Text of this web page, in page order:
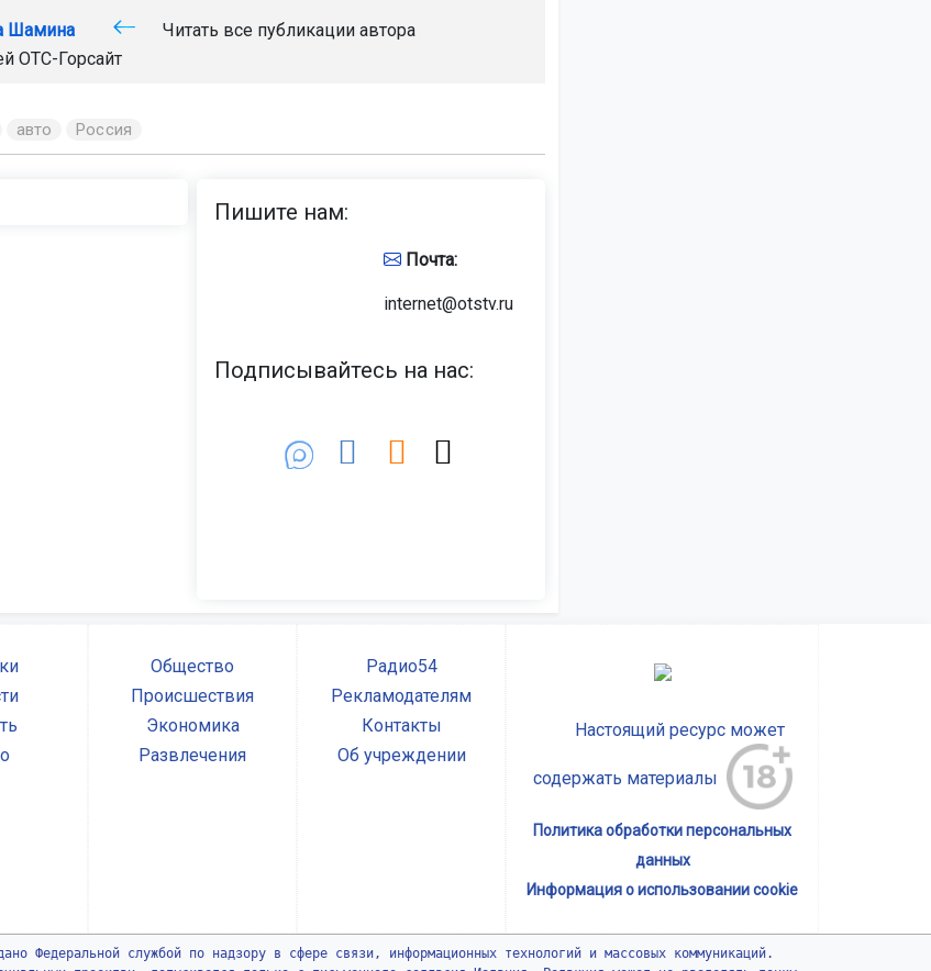
Шамина
Читать все публикации автора
ОТС-Горсайт
авто Россия
Пишите нам:
Почта:
internet@otstv.ru
Подписывайтесь на нас:
Общество
Происшествия
Экономика
Развлечения
Радио54
Рекламодателям
Контакты
Об учреждении
Настоящий ресурс может
содержать материалы
Политика обработки персональных
данных
Информация о использовании cookie
Федеральной службой по надзору в сфере связи, информационных технологий и массовых коммуникаций.